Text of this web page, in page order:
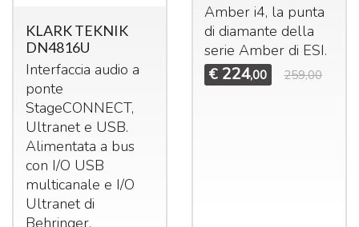
KLARK TEKNIK
DN4816U
Interfaccia audio a
ponte
StageCONNECT,
Ultranet e USB.
Alimentata a bus
con I/O USB
multicanale e I/O
Ultranet di
Behringer.
Amber i4, la punta
di diamante della
serie Amber di ESI.
€ 224,00 259,00